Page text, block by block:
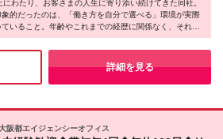
以上の場合は特別手当を上乗せで支給しま
間中はマネジメント職任用のための研修であ
原則営業活動は行いません ※詳細については
じた報酬を支給いたします ※詳細については
田県（秋田市） 福島県（郡山市） 新潟県（新
栃木県（宇都宮市） 群馬県（高崎市） 埼玉県
ま市） 神奈川県（横浜市） 東京都（中央
愛知県（名古屋市、豊橋市） 岐阜県（岐阜
賀県（草津市） 京都府（京都市） 大阪府（大
にわたり、お客さまの人生に寄り添い続けてきた同社。
的だったのは、「働き方を自分で選べる」環境が実際
いること。年齢やこれまでの経歴に関係なく、それぞ
合ったスタイルで活き活きと活躍している姿がありま
フステージが変わっても無理なく続けられる環境だか
長く働きたいと考える方にとって安心できる職場だと言
う。
詳細を見る
阪都エイジェンシーオフィス